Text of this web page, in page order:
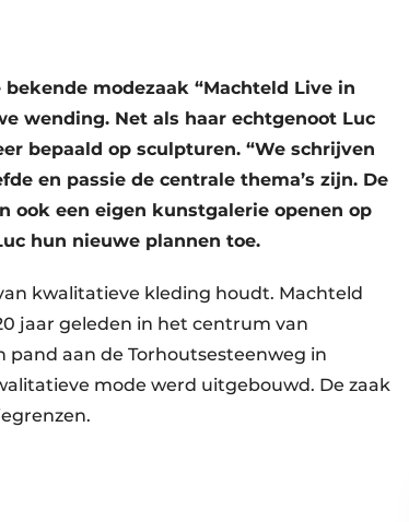
modezaak “Machteld Live in
wending. Net als haar echtgenoot Luc
bepaald op sculpturen. “We schrijven
en passie de centrale thema’s zijn. De
een eigen kunstgalerie openen op
hun nieuwe plannen toe.
kwalitatieve kleding houdt. Machteld
jaar geleden in het centrum van
pand aan de Torhoutsesteenweg in
mode werd uitgebouwd. De zaak